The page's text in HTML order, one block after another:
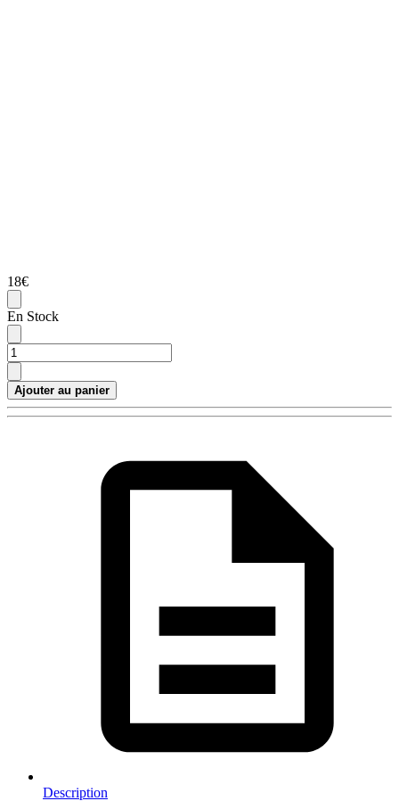
18€
En Stock
Ajouter au panier
Description